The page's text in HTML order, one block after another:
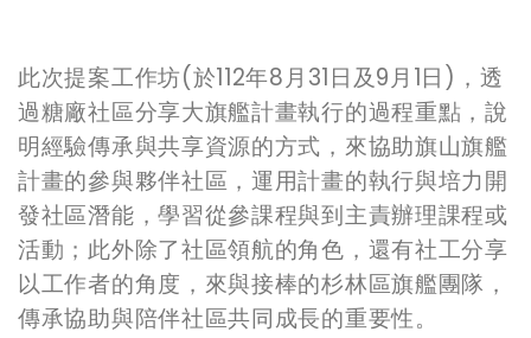
此次提案工作坊(於112年8月31日及9月1日)， 透
過糖廠社區分享大旗艦計畫執行的過程重點，說
明經驗傳承與共享資源的方式，來協助旗山旗艦
計畫的參與夥伴社區，運用計畫的執行與培力開
發社區潛能，學習從參課程與到主責辦理課程或
活動；此外除了社區領航的角色，還有社工分享
以工作者的角度，來與接棒的杉林區旗艦團隊，
傳承協助與陪伴社區共同成長的重要性。